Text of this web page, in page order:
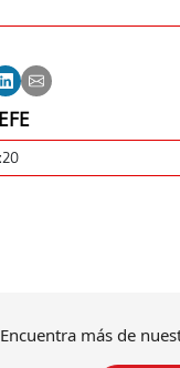
Encuentra más de